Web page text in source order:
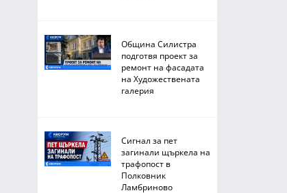
Община Силистра
подготвя проект за
ремонт на фасадата
на Художествената
галерия
Сигнал за пет
загинали щъркела на
трафопост в
Полковник
Ламбриново